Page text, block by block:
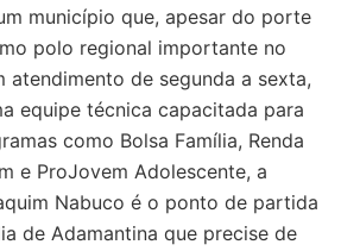
município que, apesar do porte
polo regional importante no
atendimento de segunda a sexta,
equipe técnica capacitada para
como Bolsa Família, Renda
e ProJovem Adolescente, a
Nabuco é o ponto de partida
de Adamantina que precise de